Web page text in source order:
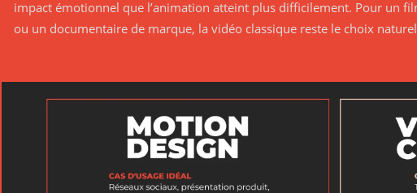
impact émotionnel que l’animation atteint plus difficilement. Pour un
ou un documentaire de marque, la vidéo classique reste le choix